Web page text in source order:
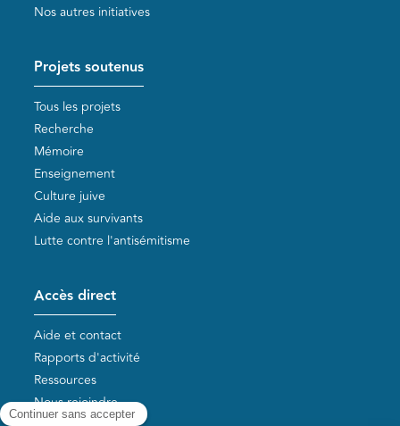
Nos autres initiatives
Projets soutenus
Tous les projets
Recherche
Mémoire
Enseignement
Culture juive
Aide aux survivants
Lutte contre l'antisémitisme
Accès direct
Aide et contact
Rapports d'activité
Ressources
Nous rejoindre